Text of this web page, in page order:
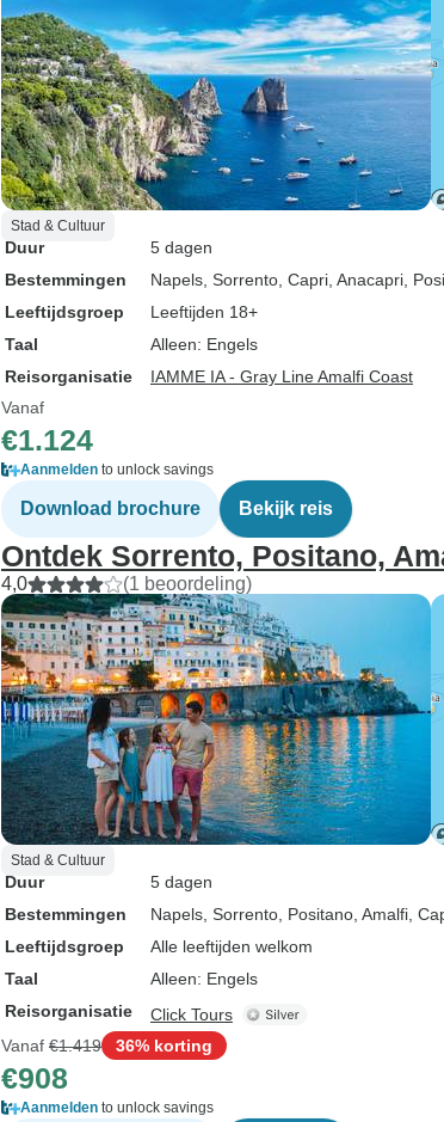
Stad & Cultuur
Duur
5 dagen
Bestemmingen
Napels , Sorrento , Capri , Anacapri ,
Leeftijdsgroep
Leeftijden 18+
Taal
Alleen: Engels
Reisorganisatie
IAMME IA - Gray Line Amalfi Coast
Vanaf
€1.124
Aanmelden to unlock savings
Download brochure Bekijk reis
Ontdek Sorrento, Positano,
4,0 (1 beoordeling)
Stad & Cultuur
Duur
5 dagen
Bestemmingen
Napels , Sorrento , Positano , Amalfi ,
Leeftijdsgroep
Alle leeftijden welkom
Taal
Alleen: Engels
Reisorganisatie
Click Tours
Vanaf €1.419 36% korting
€908
Aanmelden to unlock savings